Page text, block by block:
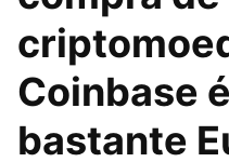
Coinbase
bastante